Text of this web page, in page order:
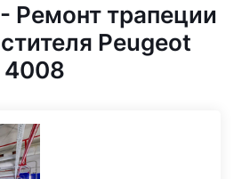
Ремонт трапеции
Peugeot
4008